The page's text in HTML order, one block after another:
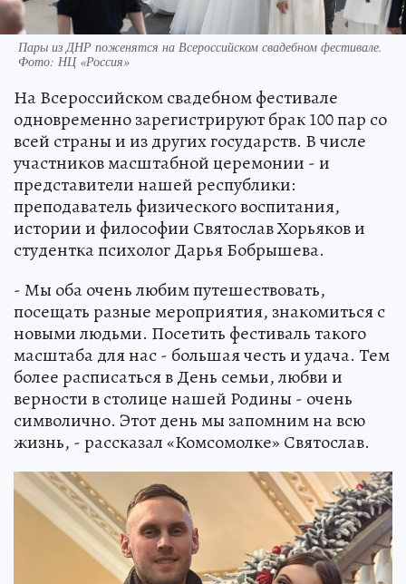
Пары из ДНР поженятся на Всероссийском свадебном фестивале.
Фото: НЦ «Россия»
На Всероссийском свадебном фестивале
одновременно зарегистрируют брак 100 пар со
всей страны и из других государств. В числе
участников масштабной церемонии - и
представители нашей республики:
преподаватель физического воспитания,
истории и философии Святослав Хорьяков и
студентка психолог Дарья Бобрышева.
- Мы оба очень любим путешествовать,
посещать разные мероприятия, знакомиться с
новыми людьми. Посетить фестиваль такого
масштаба для нас - большая честь и удача. Тем
более расписаться в День семьи, любви и
верности в столице нашей Родины - очень
символично. Этот день мы запомним на всю
жизнь, - рассказал «Комсомолке» Святослав.